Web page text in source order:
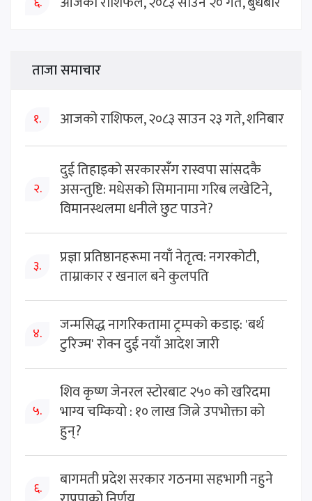
ताजा समाचार
१. आजको राशिफल, २०८३ साउन २३ गते, शनिबार
२.
दुई तिहाइको सरकारसँग रास्वपा सांसदकै
असन्तुष्टि: मधेसको सिमानामा गरिब लखेटिने,
विमानस्थलमा धनीले छुट पाउने?
३.
प्रज्ञा प्रतिष्ठानहरूमा नयाँ नेतृत्व: नगरकोटी,
ताम्राकार र खनाल बने कुलपति
४.
जन्मसिद्ध नागरिकतामा ट्रम्पको कडाइ: 'बर्थ
टुरिज्म' रोक्न दुई नयाँ आदेश जारी
५.
शिव कृष्ण जेनरल स्टोरबाट २५० को खरिदमा
भाग्य चम्कियो : १० लाख जित्ने उपभोक्ता को
हुन्?
६.
बागमती प्रदेश सरकार गठनमा सहभागी नहुने